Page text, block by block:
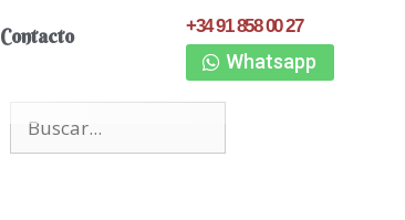
Contacto +34 91 858 00 27
Whatsapp